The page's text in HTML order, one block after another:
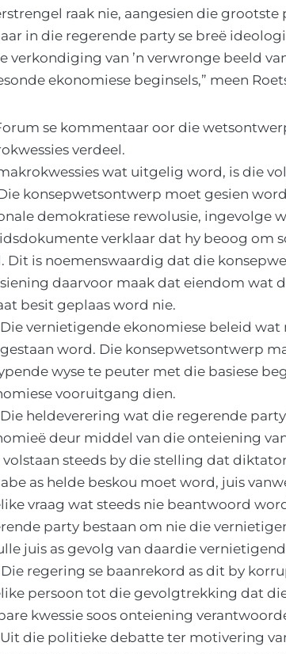
raak nie, aangesien die
in die regerende party se breë
verkondiging van ’n verwronge beeld
ekonomiese beginsels,” meen
se kommentaar oor die
verdeel.
wat uitgelig word, is die
konsepwetsontwerp moet gesien word
demokratiese rewolusie, ingevolge
verklaar dat hy beoog om
Dit is noemenswaardig dat die
daarvoor maak dat eiendom wat
besit geplaas word nie.
vernietigende ekonomiese beleid wat
word. Die konsepwetsontwerp
wyse te peuter met die basiese
vooruitgang dien.
heldeverering wat die regerende
deur middel van die onteiening
volstaan steeds by die stelling dat
as helde beskou moet word, juis
vraag wat steeds nie beantwoord
party bestaan om nie die
juis as gevolg van daardie
regering se baanrekord as dit by
persoon tot die gevolgtrekking dat
kwessie soos onteiening
die politieke debatte ter motivering